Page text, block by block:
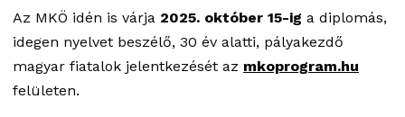
Az MKÖ idén is várja 2025. október 15-ig a diplomás,
idegen nyelvet beszélő, 30 év alatti, pályakezdő
magyar fiatalok jelentkezését az mkoprogram.hu
felületen.